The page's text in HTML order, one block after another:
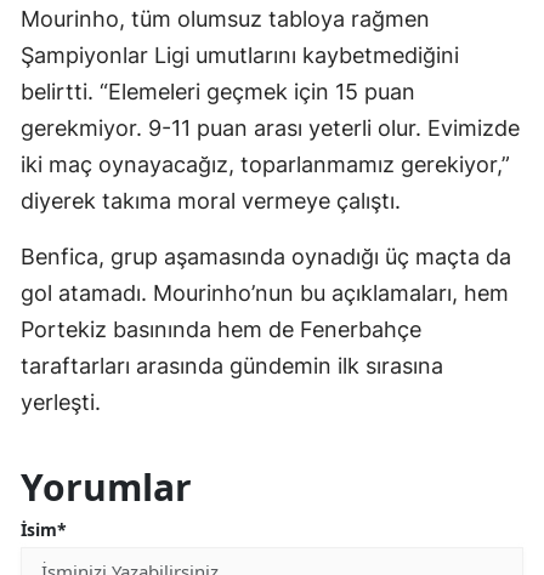
Mourinho, tüm olumsuz tabloya rağmen
Şampiyonlar Ligi umutlarını kaybetmediğini
belirtti. “Elemeleri geçmek için 15 puan
gerekmiyor. 9-11 puan arası yeterli olur. Evimizde
iki maç oynayacağız, toparlanmamız gerekiyor,”
diyerek takıma moral vermeye çalıştı.
Benfica, grup aşamasında oynadığı üç maçta da
gol atamadı. Mourinho’nun bu açıklamaları, hem
Portekiz basınında hem de Fenerbahçe
taraftarları arasında gündemin ilk sırasına
yerleşti.
Yorumlar
İsim*